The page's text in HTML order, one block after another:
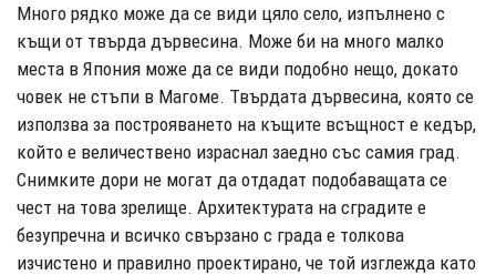
Много рядко може да се види цяло село, изпълнено с
къщи от твърда дървесина. Може би на много малко
места в Япония може да се види подобно нещо, докато
човек не стъпи в Магоме. Твърдата дървесина, която се
използва за построяването на къщите всъщност е кедър,
който е величествено израснал заедно със самия град.
Снимките дори не могат да отдадат подобаващата се
чест на това зрелище. Архитектурата на сградите е
безупречна и всичко свързано с града е толкова
изчистено и правилно проектирано, че той изглежда като